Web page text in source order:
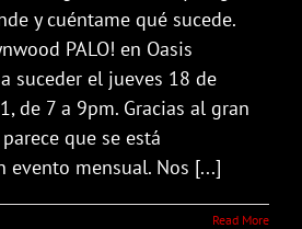
y cuéntame qué sucede.
PALO! en Oasis
suceder el jueves 18 de
de 7 a 9pm. Gracias al gran
que se está
mensual. Nos [...]
Read More